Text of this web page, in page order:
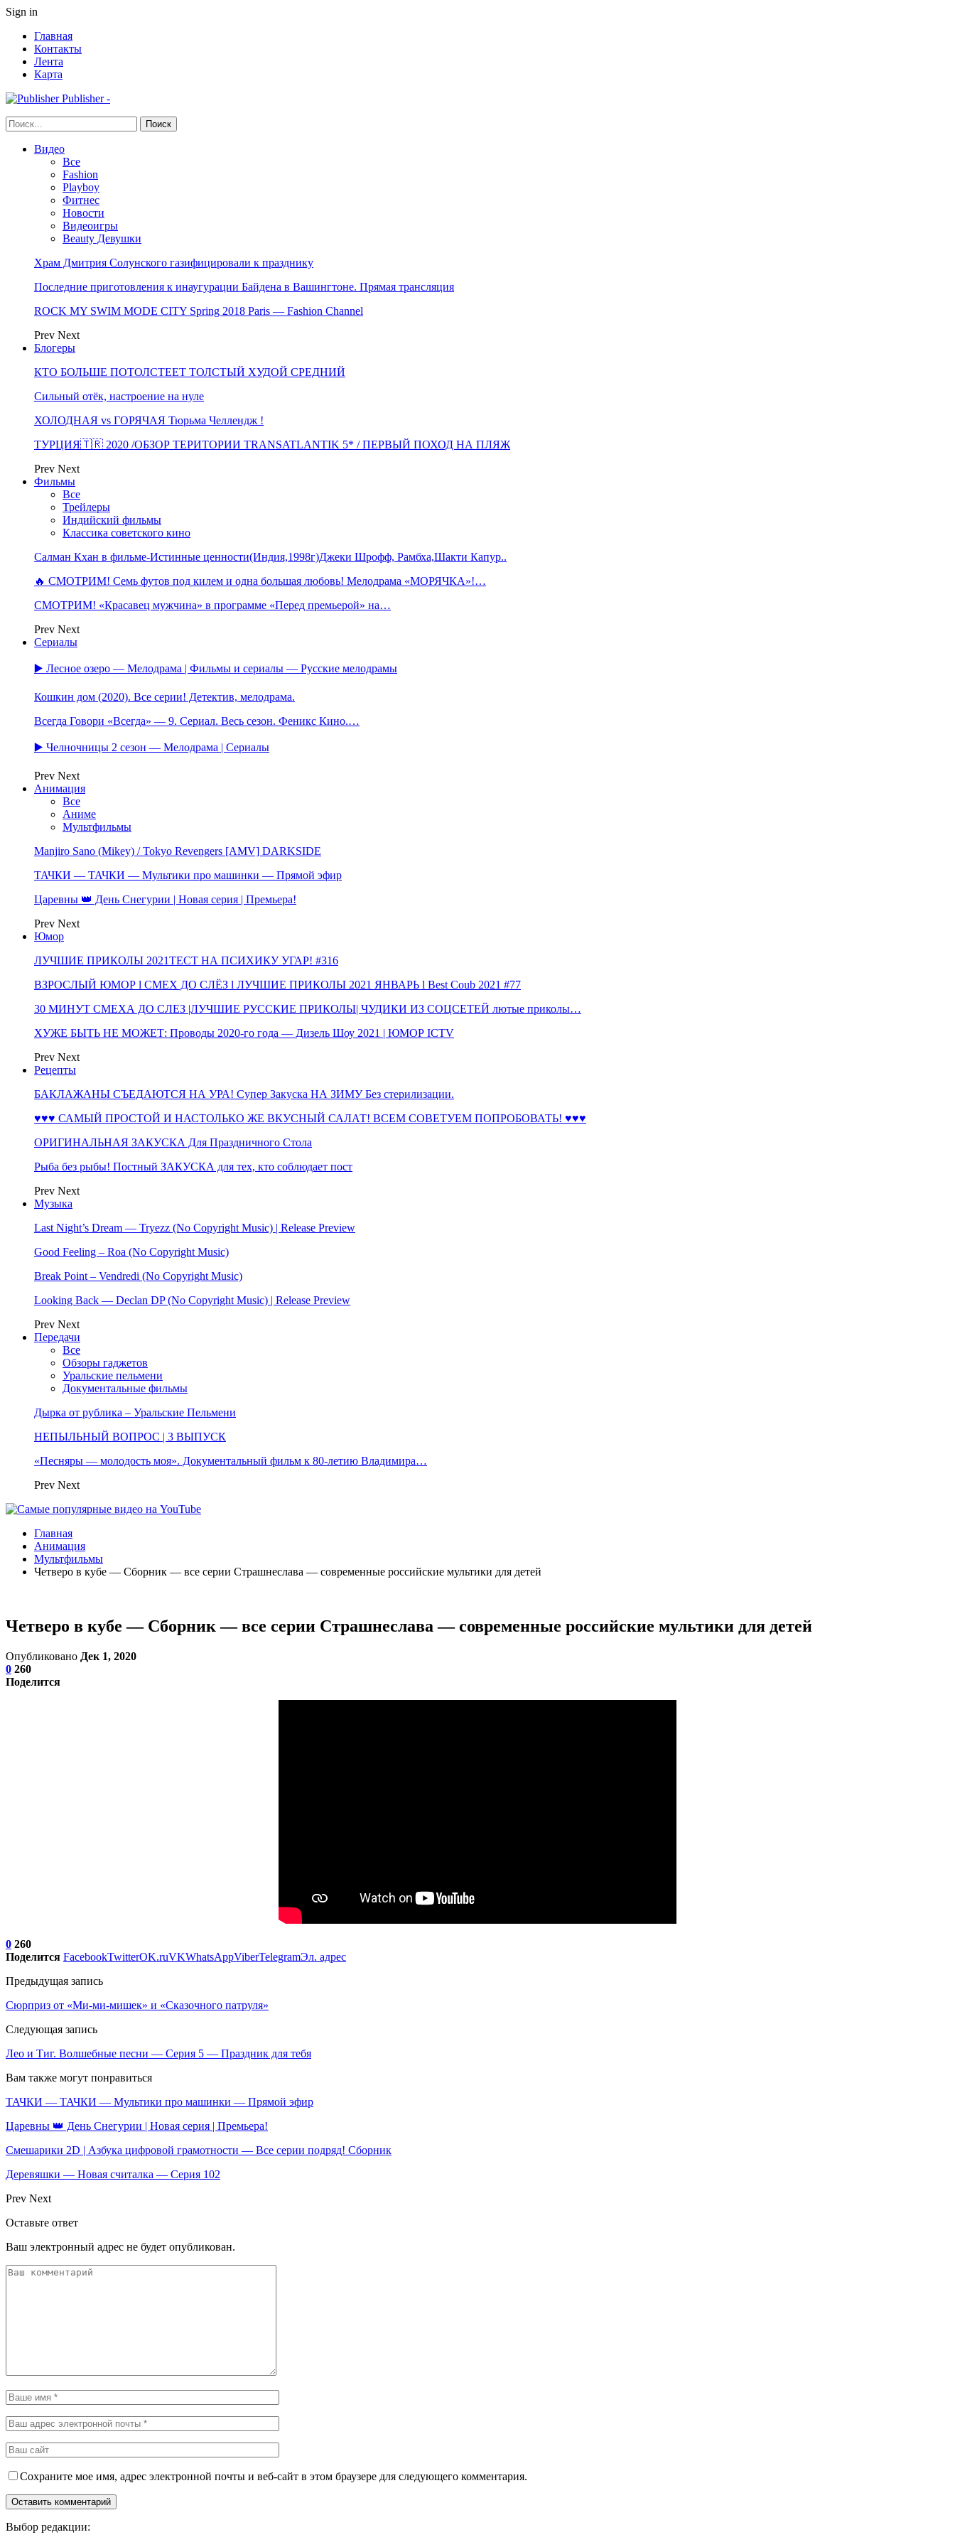
Sign in
Главная
Контакты
Лента
Карта
Publisher -
Видео
Все
Fashion
Playboy
Фитнес
Новости
Видеоигры
Beauty Девушки
Храм Дмитрия Солунского газифицировали к празднику
Последние приготовления к инаугурации Байдена в Вашингтоне. Прямая трансляция
ROCK MY SWIM MODE CITY Spring 2018 Paris — Fashion Channel
Prev Next
Блогеры
КТО БОЛЬШЕ ПОТОЛСТЕЕТ ТОЛСТЫЙ ХУДОЙ СРЕДНИЙ
Сильный отёк, настроение на нуле
ХОЛОДНАЯ vs ГОРЯЧАЯ Тюрьма Челлендж !
ТУРЦИЯ🇹🇷 2020 /ОБЗОР ТЕРИТОРИИ TRANSATLANTIK 5* / ПЕРВЫЙ ПОХОД НА ПЛЯЖ
Prev Next
Фильмы
Все
Трейлеры
Индийский фильмы
Классика советского кино
Салман Кхан в фильме-Истинные ценности(Индия,1998г)Джеки Шрофф, Рамбха,Шакти Капур..
🔥 СМОТРИМ! Семь футов под килем и одна большая любовь! Мелодрама «МОРЯЧКА»!…
СМОТРИМ! «Красавец мужчина» в программе «Перед премьерой» на…
Prev Next
Сериалы
▶️ Лесное озеро — Мелодрама | Фильмы и сериалы — Русские мелодрамы
Кошкин дом (2020). Все серии! Детектив, мелодрама.
Всегда Говори «Всегда» — 9. Сериал. Весь сезон. Феникс Кино.…
▶️ Челночницы 2 сезон — Мелодрама | Сериалы
Prev Next
Анимация
Все
Аниме
Мультфильмы
Manjiro Sano (Mikey) / Tokyo Revengers [AMV] DARKSIDE
ТАЧКИ — ТАЧКИ — Мультики про машинки — Прямой эфир
Царевны 👑 День Снегурии | Новая серия | Премьера!
Prev Next
Юмор
ЛУЧШИЕ ПРИКОЛЫ 2021ТЕСТ НА ПСИХИКУ УГАР! #316
ВЗРОСЛЫЙ ЮМОР l СМЕХ ДО СЛЁЗ l ЛУЧШИЕ ПРИКОЛЫ 2021 ЯНВАРЬ l Best Coub 2021 #77
30 МИНУТ СМЕХА ДО СЛЕЗ |ЛУЧШИЕ РУССКИЕ ПРИКОЛЫ| ЧУДИКИ ИЗ СОЦСЕТЕЙ лютые приколы…
ХУЖЕ БЫТЬ НЕ МОЖЕТ: Проводы 2020-го года — Дизель Шоу 2021 | ЮМОР ICTV
Prev Next
Рецепты
БАКЛАЖАНЫ СЪЕДАЮТСЯ НА УРА! Супер Закуска НА ЗИМУ Без стерилизации.
♥♥♥ САМЫЙ ПРОСТОЙ И НАСТОЛЬКО ЖЕ ВКУСНЫЙ САЛАТ! ВСЕМ СОВЕТУЕМ ПОПРОБОВАТЬ! ♥♥♥
ОРИГИНАЛЬНАЯ ЗАКУСКА Для Праздничного Стола
Рыба без рыбы! Постный ЗАКУСКА для тех, кто соблюдает пост
Prev Next
Музыка
Last Night’s Dream — Tryezz (No Copyright Music) | Release Preview
Good Feeling – Roa (No Copyright Music)
Break Point – Vendredi (No Copyright Music)
Looking Back — Declan DP (No Copyright Music) | Release Preview
Prev Next
Передачи
Все
Обзоры гаджетов
Уральские пельмени
Документальные фильмы
Дырка от рублика – Уральские Пельмени
НЕПЫЛЬНЫЙ ВОПРОС | 3 ВЫПУСК
«Песняры — молодость моя». Документальный фильм к 80-летию Владимира…
Prev Next
Главная
Анимация
Мультфильмы
Четверо в кубе — Сборник — все серии Страшнеслава — современные российские мультики для детей
Четверо в кубе — Сборник — все серии Страшнеслава — современные российские мультики для детей
Опубликовано Дек 1, 2020
0 260
Поделится
0 260
Поделится FacebookTwitterOK.ruVKWhatsAppViberTelegramЭл. адрес
Предыдущая запись
Сюрприз от «Ми-ми-мишек» и «Сказочного патруля»
Следующая запись
Лео и Тиг. Волшебные песни — Серия 5 — Праздник для тебя
Вам также могут понравиться
ТАЧКИ — ТАЧКИ — Мультики про машинки — Прямой эфир
Царевны 👑 День Снегурии | Новая серия | Премьера!
Смешарики 2D | Азбука цифровой грамотности — Все серии подряд! Сборник
Деревяшки — Новая считалка — Серия 102
Prev Next
Оставьте ответ
Ваш электронный адрес не будет опубликован.
Сохраните мое имя, адрес электронной почты и веб-сайт в этом браузере для следующего комментария.
Выбор редакции: